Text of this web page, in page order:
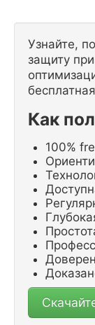
Узнайте,
защиту
Как
100%